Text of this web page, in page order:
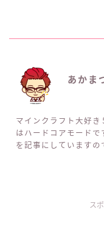
あかま
マインクラフト大好き
はハードコアモード
を記事にしていますの
ス